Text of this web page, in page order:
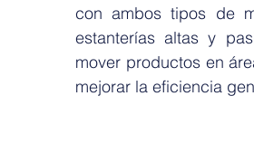
con ambos tipos de
estanterías altas y
mover productos en
mejorar la eficiencia